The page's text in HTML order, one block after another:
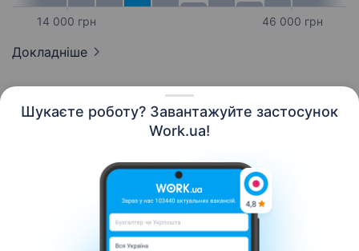
Шукаєте роботу? Завантажуйте застосунок
Work.ua!
14 000 грн 46 000 грн
Докладніше